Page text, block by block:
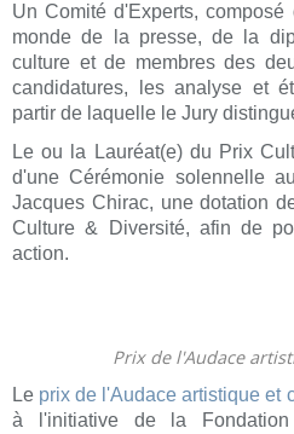
Un Comité d'Experts,
monde de la presse, de la
culture et de membres des
candidatures, les analyse et
partir de laquelle le Jury
Le ou la Lauréat(e) du Prix
d'une Cérémonie solennelle
Jacques Chirac, une dotation
Culture & Diversité, afin de
action.
Prix de l'Audace
Le prix de l'Audace artistique et
à l'initiative de la